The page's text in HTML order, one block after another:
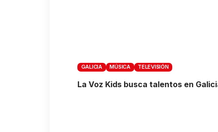
GALICIA MÚSICA TELEVISIÓN
La Voz Kids busca talentos en